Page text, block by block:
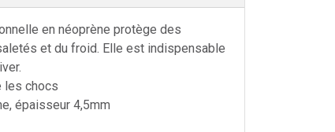
en néoprène protège des
et du froid. Elle est indispensable
les chocs
épaisseur 4,5mm